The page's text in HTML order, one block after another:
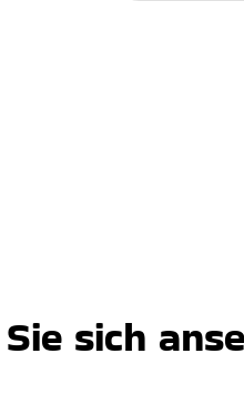
sich